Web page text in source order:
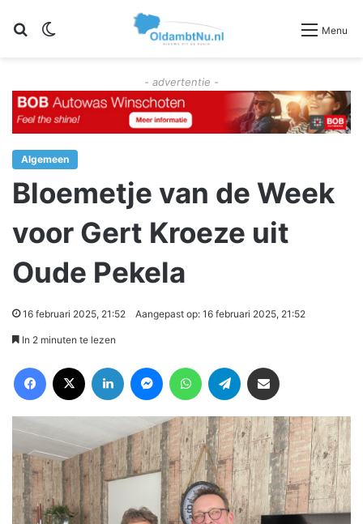
Zoeken Menu
- advertentie -
Algemeen
Bloemetje van de Week
voor Gert Kroeze uit
Oude Pekela
16 februari 2025, 21:52 Aangepast op: 16 februari 2025, 21:52
In 2 minuten te lezen